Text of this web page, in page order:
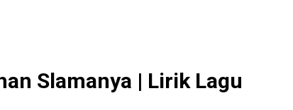
Slamanya | Lirik Lagu